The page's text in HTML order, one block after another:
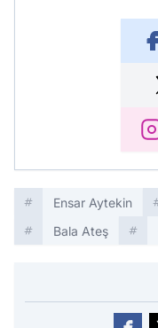
Ensar Aytekin
Bala Ateş